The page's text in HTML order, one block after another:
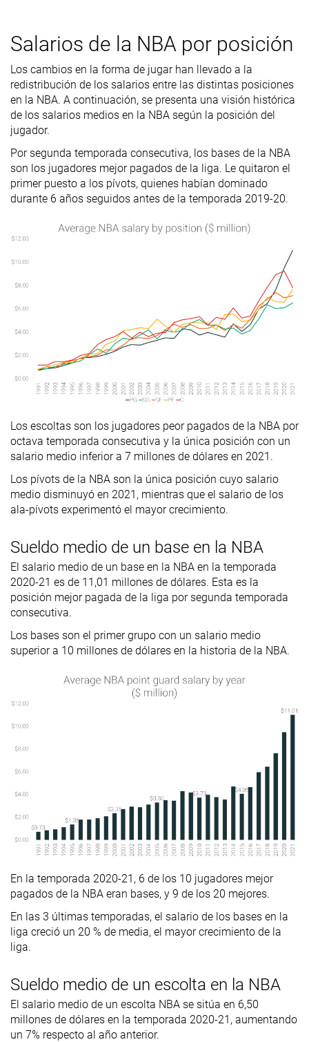
Salarios de la NBA por posición
Los cambios en la forma de jugar han llevado a la
redistribución de los salarios entre las distintas posiciones
en la NBA. A continuación, se presenta una visión histórica
de los salarios medios en la NBA según la posición del
jugador.
Por segunda temporada consecutiva, los bases de la NBA
son los jugadores mejor pagados de la liga. Le quitaron el
primer puesto a los pívots, quienes habían dominado
durante 6 años seguidos antes de la temporada 2019-20.
Los escoltas son los jugadores peor pagados de la NBA por
octava temporada consecutiva y la única posición con un
salario medio inferior a 7 millones de dólares en 2021.
Los pívots de la NBA son la única posición cuyo salario
medio disminuyó en 2021, mientras que el salario de los
ala-pívots experimentó el mayor crecimiento.
Sueldo medio de un base en la NBA
El salario medio de un base en la NBA en la temporada
2020-21 es de 11,01 millones de dólares. Esta es la
posición mejor pagada de la liga por segunda temporada
consecutiva.
Los bases son el primer grupo con un salario medio
superior a 10 millones de dólares en la historia de la NBA.
En la temporada 2020-21, 6 de los 10 jugadores mejor
pagados de la NBA eran bases, y 9 de los 20 mejores.
En las 3 últimas temporadas, el salario de los bases en la
liga creció un 20 % de media, el mayor crecimiento de la
liga.
Sueldo medio de un escolta en la NBA
El salario medio de un escolta NBA se sitúa en 6,50
millones de dólares en la temporada 2020-21, aumentando
un 7% respecto al año anterior.